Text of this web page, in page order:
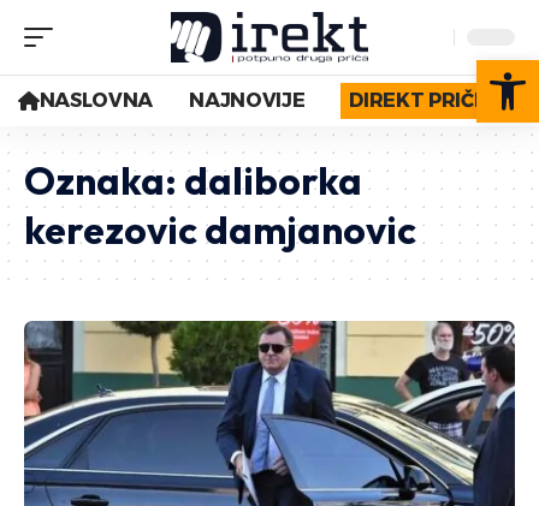
NASLOVNA NAJNOVIJE DIREKT PRIČE
Oznaka: daliborka
kerezovic damjanovic